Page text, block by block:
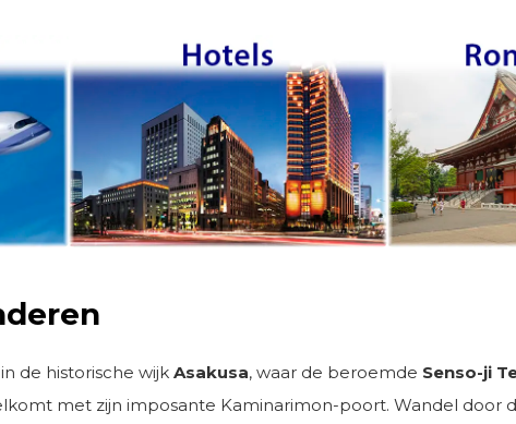
de historische wijk Asakusa, waar de beroemde Senso-ji
met zijn imposante Kaminarimon-poort. Wandel door